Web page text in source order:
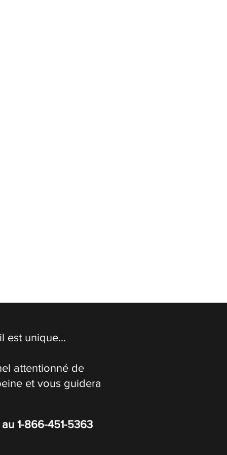
est unique...
attentionné de
et vous guidera
1-866-451-5363